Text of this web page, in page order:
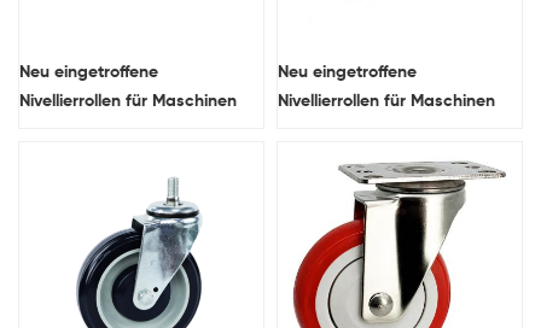
Neu eingetroffene
Nivellierrollen für Maschinen
Neu eingetroffene
Nivellierrollen für Maschinen